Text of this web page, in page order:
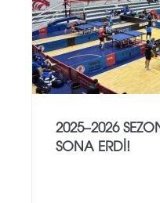
2025–2026
SONA ERDI!